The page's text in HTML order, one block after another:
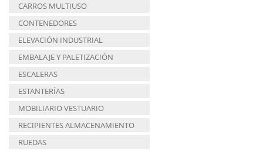
CARROS MULTIUSO
CONTENEDORES
ELEVACIÓN INDUSTRIAL
EMBALAJE Y PALETIZACIÓN
ESCALERAS
ESTANTERÍAS
MOBILIARIO VESTUARIO
RECIPIENTES ALMACENAMIENTO
RUEDAS